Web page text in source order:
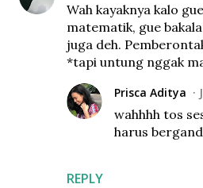
Wah kayaknya kalo
matematik, gue
juga deh.
*tapi untung nggak
REPLY
Prisca Aditya
wahhhh tos
harus